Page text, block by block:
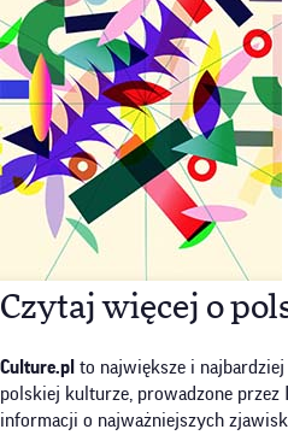
Czytaj więcej o
Culture.pl to największe i
polskiej kulturze, prowadzone
informacji o najważniejszych